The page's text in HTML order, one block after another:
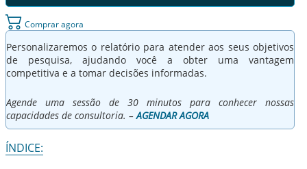
Comprar agora
Personalizaremos o relatório para atender aos seus objetivos
de pesquisa, ajudando você a obter uma vantagem
competitiva e a tomar decisões informadas.
Agende uma sessão de 30 minutos para conhecer nossas
capacidades de consultoria. –AGENDAR AGORA
ÍNDICE: